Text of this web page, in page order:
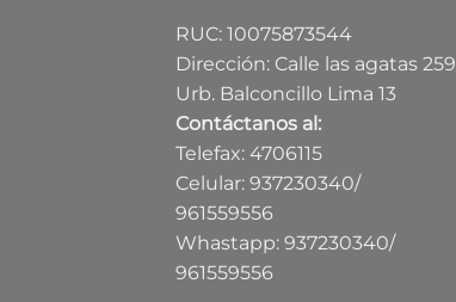
RUC: 10075873544
Dirección: Calle las agatas 259
Urb. Balconcillo Lima 13
Contáctanos al:
Telefax: 4706115
Celular: 937230340/
961559556
Whastapp: 937230340/
961559556